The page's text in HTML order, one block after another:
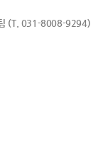
팀 (T. 031-8008-9294)